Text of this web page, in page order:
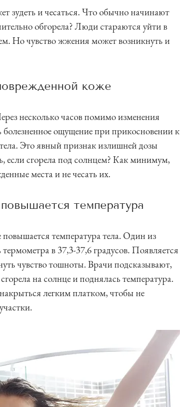
и чесаться. Что обычно начинают
обгорела? Люди стараются уйти в
Но чувство жжения может возникнуть и
коже
несколько часов помимо изменения
болезненное ощущение при прикосновении к
Это явный признак излишней дозы
если сгорела под солнцем? Как минимум,
места и не чесать их.
температура
температура тела. Один из
в 37,3-37,6 градусов. Появляется
чувство тошноты. Врачи подсказывают,
на солнце и поднялась температура.
легким платком, чтобы не